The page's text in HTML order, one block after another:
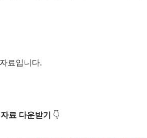
료입니다.
자료 다운받기 👇